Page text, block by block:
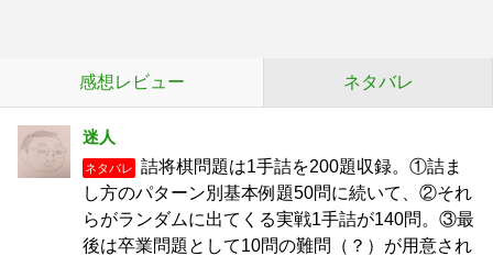
感想レビュー ネタバレ
迷人
ネタバレ
詰将棋問題は1手詰を200題収録。①詰ま
し方のパターン別基本例題50問に続いて、②それ
らがランダムに出てくる実戦1手詰が140問。③最
後は卒業問題として10問の難問（？）が用意され